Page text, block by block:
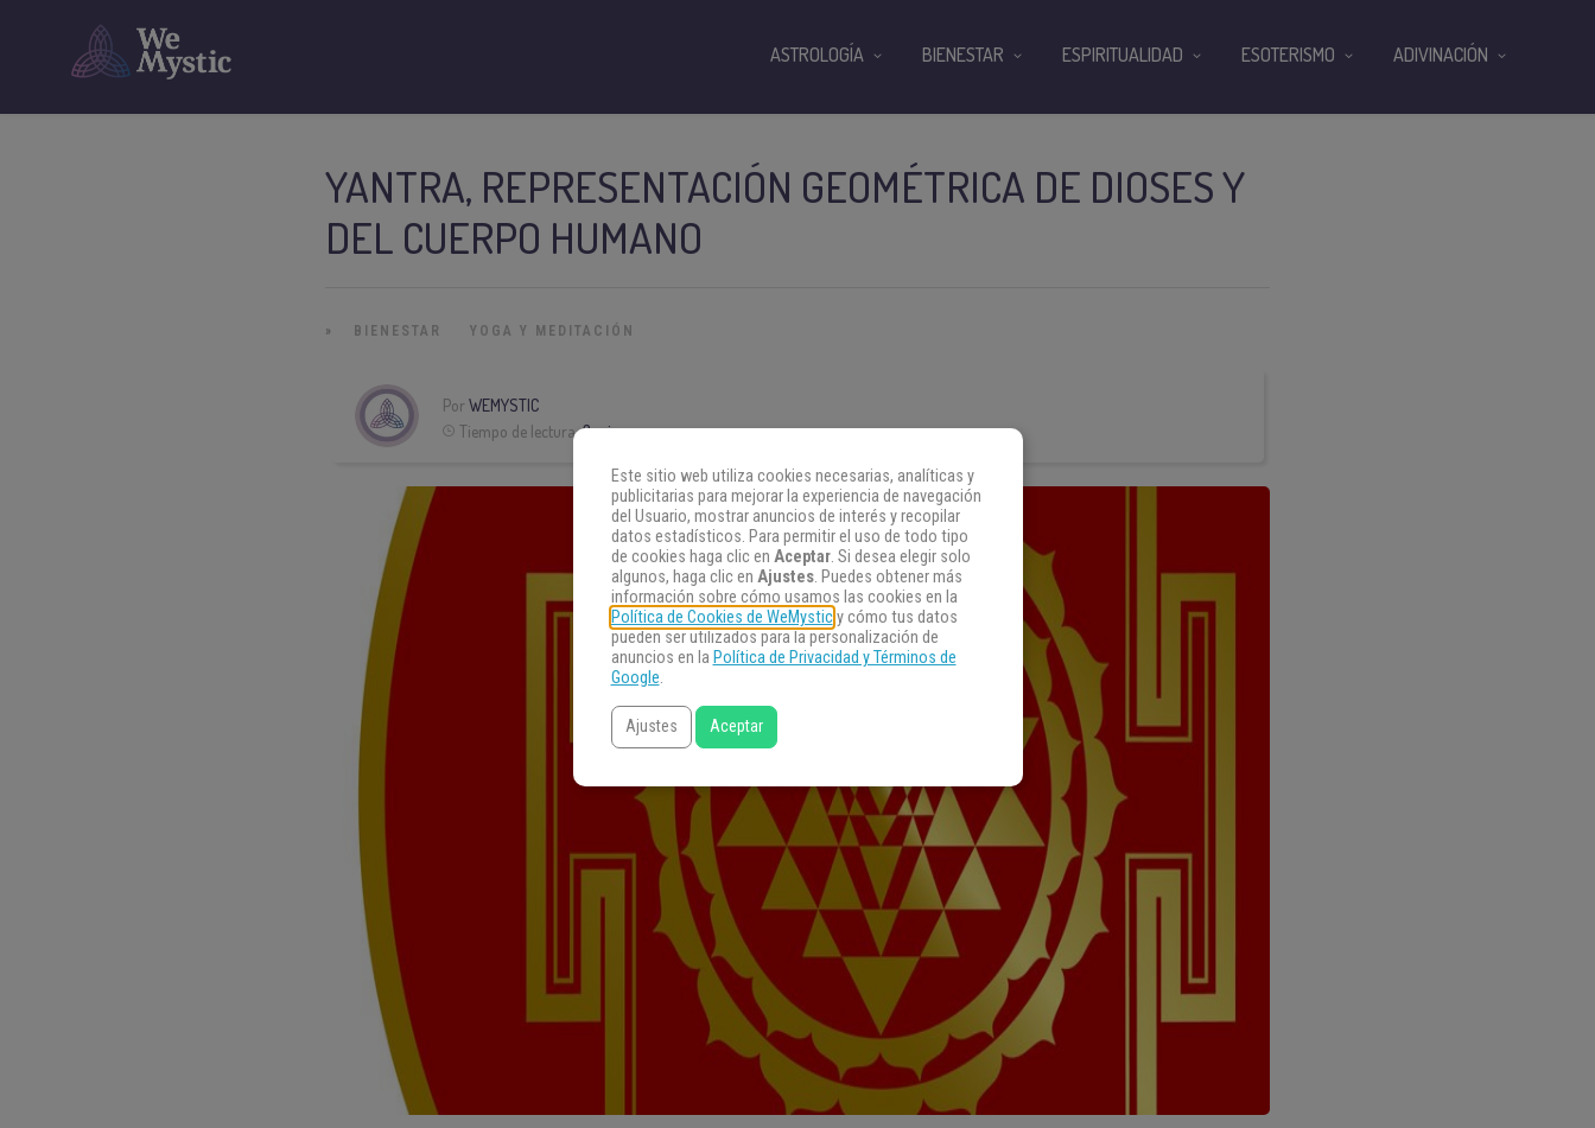
YANTRA, REPRESENTACIÓN GEOMÉTRICA DE DIOSES Y
DEL CUERPO HUMANO
» BIENESTAR YOGA Y MEDITACIÓN
Por WEMYSTIC
Tiempo de lectura:3 min
ASTROLOGÍA BIENESTAR ESPIRITUALIDAD ESOTERISMO ADIVINACIÓN
Este sitio web utiliza cookies necesarias, analíticas y
publicitarias para mejorar la experiencia de navegación
del Usuario, mostrar anuncios de interés y recopilar
datos estadísticos. Para permitir el uso de todo tipo
de cookies haga clic en Aceptar. Si desea elegir solo
algunos, haga clic en Ajustes. Puedes obtener más
información sobre cómo usamos las cookies en la
Política de Cookies de WeMysticy cómo tus datos
pueden ser utilizados para la personalización de
anuncios en la Política de Privacidad y Términos de
Google.
Ajustes Aceptar